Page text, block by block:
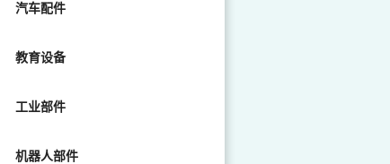
汽车配件
教育设备
工业部件
机器人部件